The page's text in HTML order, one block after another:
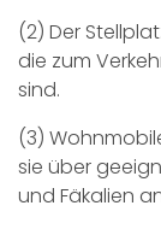
(2) Der
die zum
sind.
(3)
sie über
und Fäkalien